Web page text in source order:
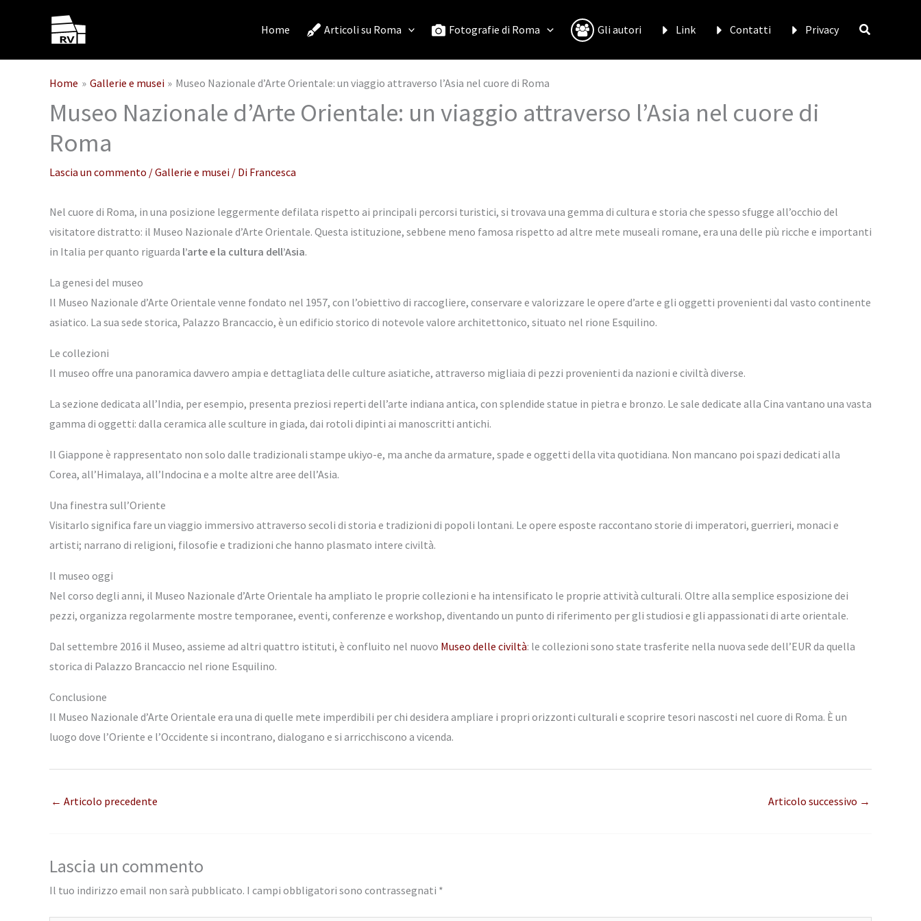
Home Articoli su Roma Fotografie di Roma Gli autori Link Contatti Privacy
Home Gallerie e musei Museo Nazionale d’Arte Orientale: un viaggio attraverso l’Asia nel cuore di Roma
Museo Nazionale d’Arte Orientale: un viaggio attraverso l’Asia nel cuore di
Roma
Lascia un commento /Gallerie e musei / Di Francesca
Nel cuore di Roma, in una posizione leggermente defilata rispetto ai principali percorsi turistici, si trovava una gemma di cultura e storia che spesso sfugge all’occhio del
visitatore distratto: il Museo Nazionale d’Arte Orientale. Questa istituzione, sebbene meno famosa rispetto ad altre mete museali romane, era una delle più ricche e importanti
in Italia per quanto riguarda l’arte e la cultura dell’Asia.
La genesi del museo
Il Museo Nazionale d’Arte Orientale venne fondato nel 1957, con l’obiettivo di raccogliere, conservare e valorizzare le opere d’arte e gli oggetti provenienti dal vasto continente
asiatico. La sua sede storica, Palazzo Brancaccio, è un edificio storico di notevole valore architettonico, situato nel rione Esquilino.
Le collezioni
Il museo offre una panoramica davvero ampia e dettagliata delle culture asiatiche, attraverso migliaia di pezzi provenienti da nazioni e civiltà diverse.
La sezione dedicata all’India, per esempio, presenta preziosi reperti dell’arte indiana antica, con splendide statue in pietra e bronzo. Le sale dedicate alla Cina vantano una vasta
gamma di oggetti: dalla ceramica alle sculture in giada, dai rotoli dipinti ai manoscritti antichi.
Il Giappone è rappresentato non solo dalle tradizionali stampe ukiyo-e, ma anche da armature, spade e oggetti della vita quotidiana. Non mancano poi spazi dedicati alla
Corea, all’Himalaya, all’Indocina e a molte altre aree dell’Asia.
Una finestra sull’Oriente
Visitarlo significa fare un viaggio immersivo attraverso secoli di storia e tradizioni di popoli lontani. Le opere esposte raccontano storie di imperatori, guerrieri, monaci e
artisti; narrano di religioni, filosofie e tradizioni che hanno plasmato intere civiltà.
Il museo oggi
Nel corso degli anni, il Museo Nazionale d’Arte Orientale ha ampliato le proprie collezioni e ha intensificato le proprie attività culturali. Oltre alla semplice esposizione dei
pezzi, organizza regolarmente mostre temporanee, eventi, conferenze e workshop, diventando un punto di riferimento per gli studiosi e gli appassionati di arte orientale.
Dal settembre 2016 il Museo, assieme ad altri quattro istituti, è confluito nel nuovo Museo delle civiltà: le collezioni sono state trasferite nella nuova sede dell’EUR da quella
storica di Palazzo Brancaccio nel rione Esquilino.
Conclusione
Il Museo Nazionale d’Arte Orientale era una di quelle mete imperdibili per chi desidera ampliare i propri orizzonti culturali e scoprire tesori nascosti nel cuore di Roma. È un
luogo dove l’Oriente e l’Occidente si incontrano, dialogano e si arricchiscono a vicenda.
← Articolo precedente Articolo successivo →
Lascia un commento
Il tuo indirizzo email non sarà pubblicato. I campi obbligatori sono contrassegnati *